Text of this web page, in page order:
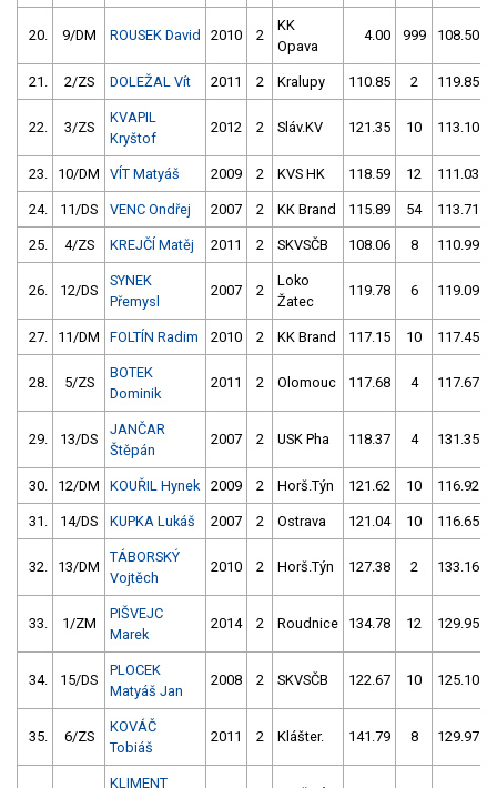
20. 9/DM ROUSEK David 2010 2
KK
Opava
4.00 999 108.50
21. 2/ZS DOLEŽAL Vít 2011 2 Kralupy 110.85 2 119.85
22. 3/ZS
KVAPIL
Kryštof
2012 2 Sláv.KV 121.35 10 113.10
23. 10/DM VÍT Matyáš 2009 2 KVS HK 118.59 12 111.03
24. 11/DS VENC Ondřej 2007 2 KK Brand 115.89 54 113.71
25. 4/ZS KREJČÍ Matěj 2011 2 SKVSČB 108.06 8 110.99
26. 12/DS
SYNEK
Přemysl
2007 2
Loko
Žatec
119.78 6 119.09
27. 11/DM FOLTÍN Radim 2010 2 KK Brand 117.15 10 117.45
28. 5/ZS
BOTEK
Dominik
2011 2 Olomouc 117.68 4 117.67
29. 13/DS
JANČAR
Štěpán
2007 2 USK Pha 118.37 4 131.35
30. 12/DM KOUŘIL Hynek 2009 2 Horš.Týn 121.62 10 116.92
31. 14/DS KUPKA Lukáš 2007 2 Ostrava 121.04 10 116.65
32. 13/DM
TÁBORSKÝ
Vojtěch
2010 2 Horš.Týn 127.38 2 133.16
33. 1/ZM
PIŠVEJC
Marek
2014 2 Roudnice 134.78 12 129.95
34. 15/DS
PLOCEK
Matyáš Jan
2008 2 SKVSČB 122.67 10 125.10
35. 6/ZS
KOVÁČ
Tobiáš
2011 2 Klášter. 141.79 8 129.97
KLIMENT